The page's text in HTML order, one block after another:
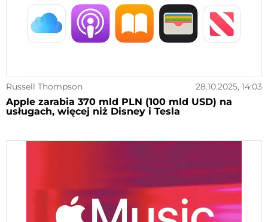
Russell Thompson 28.10.2025, 14:03
Apple zarabia 370 mld PLN (100 mld USD) na
usługach, więcej niż Disney i Tesla